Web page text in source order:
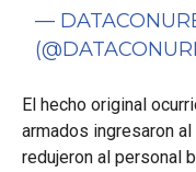
—
El hecho original
armados ingresaron
redujeron al personal